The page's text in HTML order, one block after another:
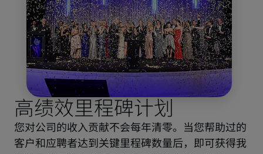
高绩效里程碑计划
您对公司的收入贡献不会每年清零。当您帮助过的
客户和应聘者达到关键里程碑数量后，即可获得我